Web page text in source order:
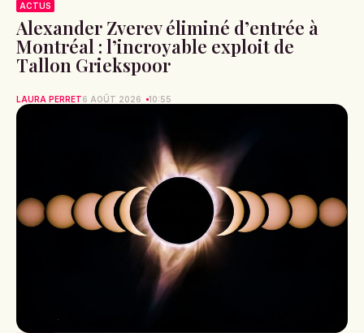
ACTUS
Alexander Zverev éliminé d’entrée à
Montréal : l’incroyable exploit de
Tallon Griekspoor
LAURA PERRET6 AOÛT 2026 10:55